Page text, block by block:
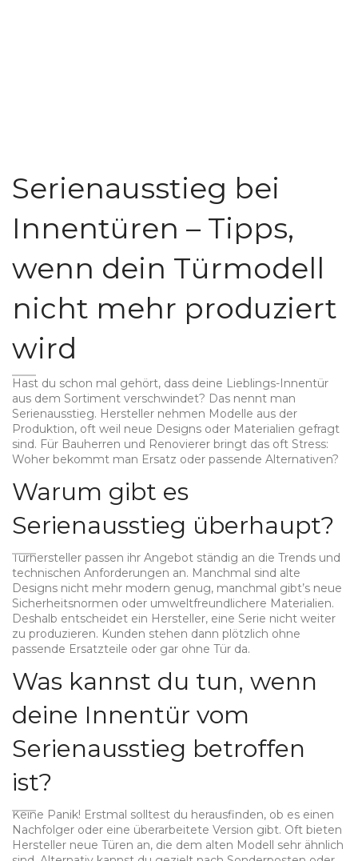
Serienausstieg bei
Innentüren – Tipps,
wenn dein Türmodell
nicht mehr produziert
wird
Hast du schon mal gehört, dass deine Lieblings-Innentür
aus dem Sortiment verschwindet? Das nennt man
Serienausstieg. Hersteller nehmen Modelle aus der
Produktion, oft weil neue Designs oder Materialien gefragt
sind. Für Bauherren und Renovierer bringt das oft Stress:
Woher bekommt man Ersatz oder passende Alternativen?
Warum gibt es
Serienausstieg überhaupt?
Türhersteller passen ihr Angebot ständig an die Trends und
technischen Anforderungen an. Manchmal sind alte
Designs nicht mehr modern genug, manchmal gibt’s neue
Sicherheitsnormen oder umweltfreundlichere Materialien.
Deshalb entscheidet ein Hersteller, eine Serie nicht weiter
zu produzieren. Kunden stehen dann plötzlich ohne
passende Ersatzteile oder gar ohne Tür da.
Was kannst du tun, wenn
deine Innentür vom
Serienausstieg betroffen
ist?
Keine Panik! Erstmal solltest du herausfinden, ob es einen
Nachfolger oder eine überarbeitete Version gibt. Oft bieten
Hersteller neue Türen an, die dem alten Modell sehr ähnlich